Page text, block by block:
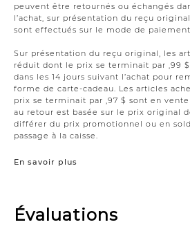
peuvent être retournés ou échangés
l’achat, sur présentation du reçu
sont effectués sur le mode de
Sur présentation du reçu original, les
réduit dont le prix se terminait par ,99
dans les 14 jours suivant l’achat pour
forme de carte-cadeau. Les articles
prix se terminait par ,97 $ sont en
au retour est basée sur le prix original
différer du prix promotionnel ou en
passage à la caisse.
En savoir plus